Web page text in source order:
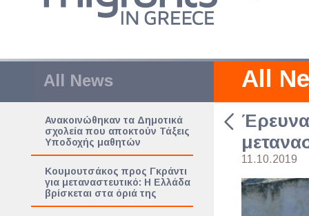
All News
Ανακοινώθηκαν τα Δημοτικά
σχολεία που αποκτούν Τάξεις
Υποδοχής μαθητών
Κουμουτσάκος προς Γκράντι
για μεταναστευτικό: Η Ελλάδα
βρίσκεται στα όριά της
All
11.10.2019